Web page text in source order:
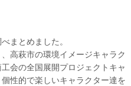
まとめました。
高萩市の環境イメージキャラク
会の全国展開プロジェクトキャ
性的で楽しいキャラクター達を